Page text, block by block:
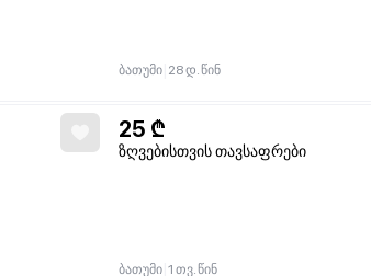
ბათუმი 28 დ. წინ
25 ₾
ზღვებისთვის თავსაფრები
ბათუმი 1 თვ. წინ